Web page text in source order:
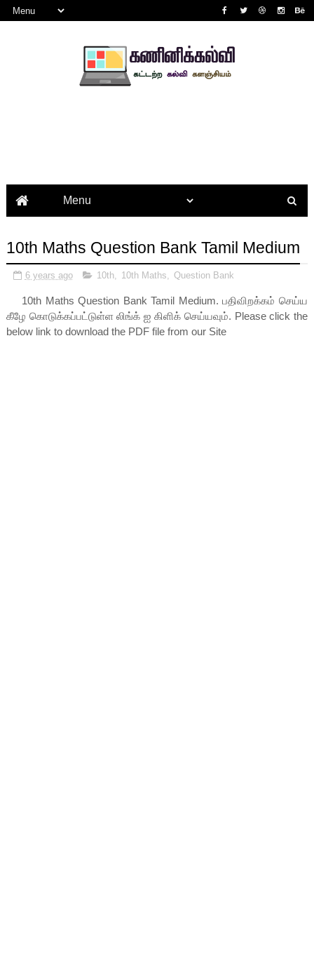
10th Maths Question Bank Tamil Medium
6 years ago 10th, 10th Maths Question Bank
10th Maths Question Bank Tamil Medium. பதிவிறக்கம் செய்ய
கீழே கொடுக்கப்பட்டுள்ள லிங்க் ஐ கிளிக் செய்யவும். Please click the
below link to download the PDF file from our Site